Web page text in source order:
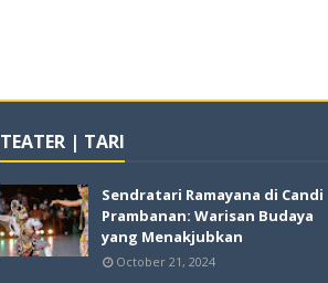
TEATER | TARI
Sendratari Ramayana di Candi
Prambanan: Warisan Budaya
yang Menakjubkan
October 21, 2024